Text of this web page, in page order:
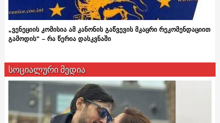
„ვენეციის კომისია ამ კანონის გაწვევის მკაცრი რეკომენდაციით
გამოდის“ – რა წერია დასკვნაში
სოციალური მედია